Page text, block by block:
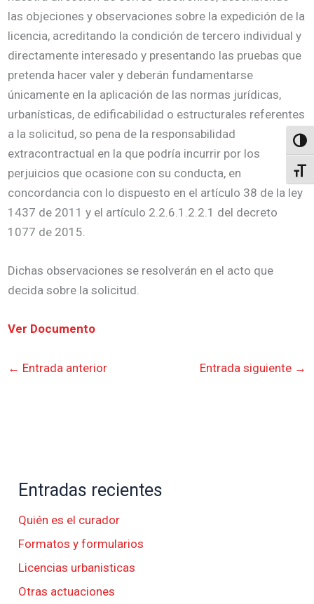
las objeciones y observaciones sobre la expedición de la
licencia, acreditando la condición de tercero individual y
directamente interesado y presentando las pruebas que
pretenda hacer valer y deberán fundamentarse
únicamente en la aplicación de las normas jurídicas,
urbanísticas, de edificabilidad o estructurales referentes
a la solicitud, so pena de la responsabilidad
extracontractual en la que podría incurrir por los
perjuicios que ocasione con su conducta, en
concordancia con lo dispuesto en el artículo 38 de la ley
1437 de 2011 y el artículo 2.2.6.1.2.2.1 del decreto
1077 de 2015.
Dichas observaciones se resolverán en el acto que
decida sobre la solicitud.
Ver Documento
← Entrada anterior Entrada siguiente →
Entradas recientes
Quién es el curador
Formatos y formularios
Licencias urbanisticas
Otras actuaciones